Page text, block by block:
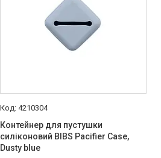
4210304
Контейнер для пустушки
силіконовий BIBS Pacifier Case,
Dusty blue